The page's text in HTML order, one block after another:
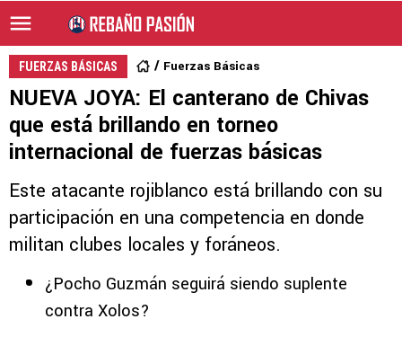
FUERZAS BÁSICAS Fuerzas Básicas
NUEVA JOYA: El canterano de Chivas
que está brillando en torneo
internacional de fuerzas básicas
Este atacante rojiblanco está brillando con su
participación en una competencia en donde
militan clubes locales y foráneos.
¿Pocho Guzmán seguirá siendo suplente
contra Xolos?